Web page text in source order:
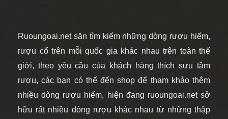
Ruoungoai.net săn tìm kiếm những dòng rượu hiếm,
rượu cổ trên mỗi quốc gia khác nhau trên toàn thế
giới, theo yêu cầu của khách hàng thích sưu tầm
rượu, các bạn có thể đến shop để tham khảo thêm
nhiều dòng rượu hiếm, hiện đang ruoungoai.net sở
hữu rất nhiều dòng rượu khác nhau từ những thập